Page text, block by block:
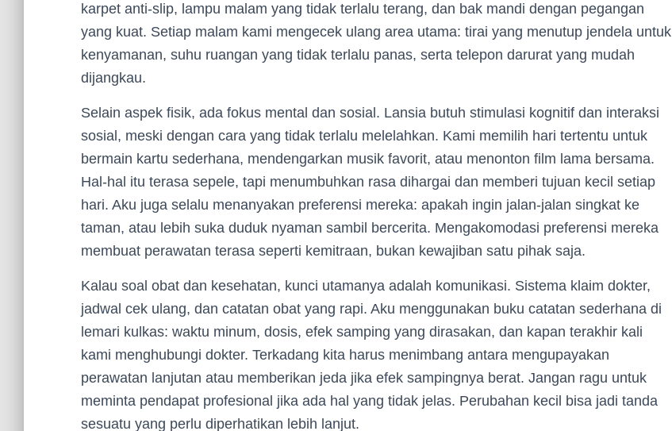
karpet anti-slip, lampu malam yang tidak terlalu terang, dan bak mandi dengan pegangan
yang kuat. Setiap malam kami mengecek ulang area utama: tirai yang menutup jendela untuk
kenyamanan, suhu ruangan yang tidak terlalu panas, serta telepon darurat yang mudah
dijangkau.
Selain aspek fisik, ada fokus mental dan sosial. Lansia butuh stimulasi kognitif dan interaksi
sosial, meski dengan cara yang tidak terlalu melelahkan. Kami memilih hari tertentu untuk
bermain kartu sederhana, mendengarkan musik favorit, atau menonton film lama bersama.
Hal-hal itu terasa sepele, tapi menumbuhkan rasa dihargai dan memberi tujuan kecil setiap
hari. Aku juga selalu menanyakan preferensi mereka: apakah ingin jalan-jalan singkat ke
taman, atau lebih suka duduk nyaman sambil bercerita. Mengakomodasi preferensi mereka
membuat perawatan terasa seperti kemitraan, bukan kewajiban satu pihak saja.
Kalau soal obat dan kesehatan, kunci utamanya adalah komunikasi. Sistema klaim dokter,
jadwal cek ulang, dan catatan obat yang rapi. Aku menggunakan buku catatan sederhana di
lemari kulkas: waktu minum, dosis, efek samping yang dirasakan, dan kapan terakhir kali
kami menghubungi dokter. Terkadang kita harus menimbang antara mengupayakan
perawatan lanjutan atau memberikan jeda jika efek sampingnya berat. Jangan ragu untuk
meminta pendapat profesional jika ada hal yang tidak jelas. Perubahan kecil bisa jadi tanda
sesuatu yang perlu diperhatikan lebih lanjut.